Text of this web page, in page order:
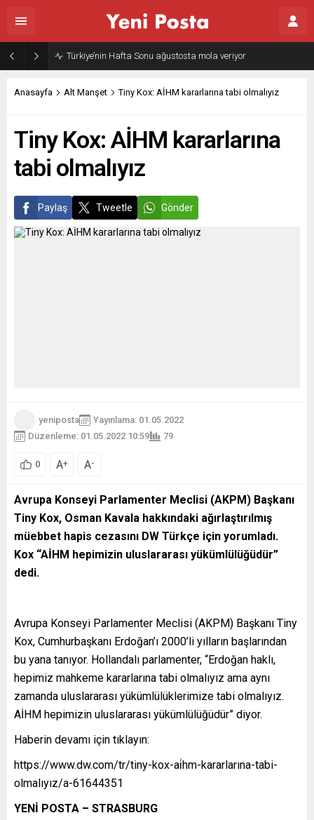
Türkiye’nin Hafta Sonu ağustosta mola veriyor
Anasayfa Alt Manşet Tiny Kox: AİHM kararlarına tabi olmalıyız
Tiny Kox: AİHM kararlarına
tabi olmalıyız
Paylaş Tweetle Gönder
yeniposta
Yayınlama: 01.05.2022
Düzenleme: 01.05.2022 10:59
79
0 A+ A-
Avrupa Konseyi Parlamenter Meclisi (AKPM) Başkanı
Tiny Kox, Osman Kavala hakkındaki ağırlaştırılmış
müebbet hapis cezasını DW Türkçe için yorumladı.
Kox “AİHM hepimizin uluslararası yükümlülüğüdür”
dedi.
Avrupa Konseyi Parlamenter Meclisi (AKPM) Başkanı Tiny
Kox, Cumhurbaşkanı Erdoğan’ı 2000’li yılların başlarından
bu yana tanıyor. Hollandalı parlamenter, “Erdoğan haklı,
hepimiz mahkeme kararlarına tabi olmalıyız ama aynı
zamanda uluslararası yükümlülüklerimize tabi olmalıyız.
AİHM hepimizin uluslararası yükümlülüğüdür” diyor.
Haberin devamı için tıklayın:
https://www.dw.com/tr/tiny-kox-ai̇hm-kararlarına-tabi-
olmalıyız/a-61644351
YENİ POSTA – STRASBURG